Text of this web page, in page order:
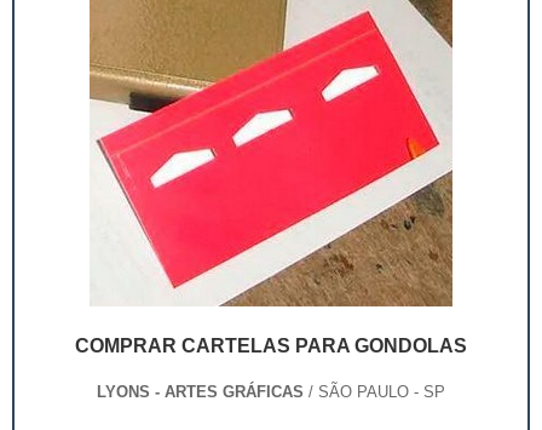
COMPRAR CARTELAS PARA GONDOLAS
LYONS - ARTES GRÁFICAS / SÃO PAULO - SP